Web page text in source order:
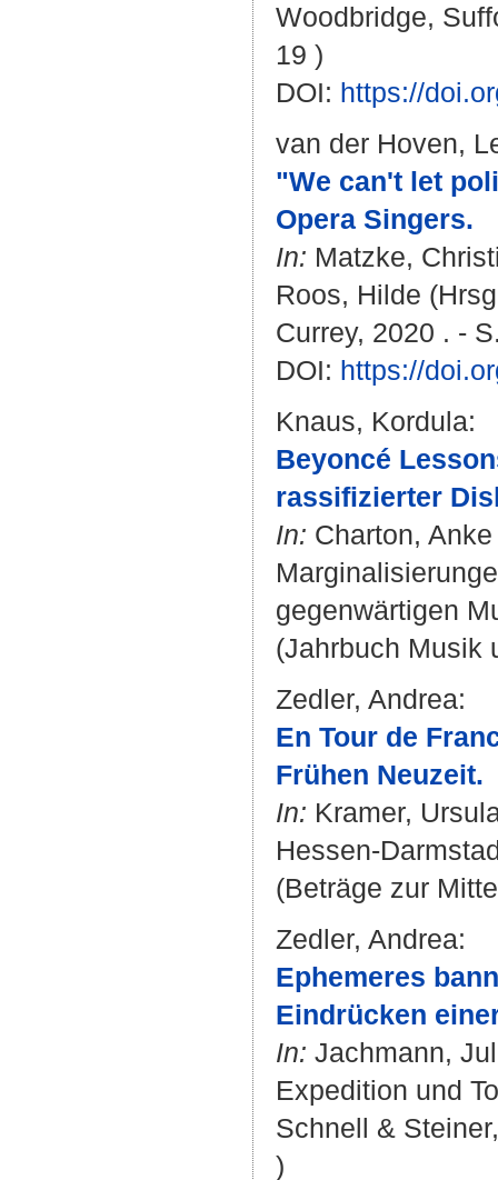
Woodbridge,
19 )
DOI: https://
van der Hoven,
"We can't let
Opera Singers.
In: Matzke,
Roos, Hilde
Currey, 2020 . -
DOI: https://
Knaus, Kordula:
Beyoncé
rassifizierter
In: Charton, Anke
gegenwärtigen
(Jahrbuch Musik
Zedler, Andrea:
En Tour de
Frühen Neuzeit.
In: Kramer,
Hessen-
(Beträge zur
Zedler, Andrea:
Ephemeres
Eindrücken
In: Jachmann,
Expedition und
Schnell &
)